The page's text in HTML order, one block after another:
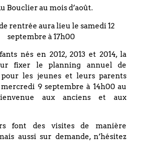
du Bouclier
Bouclier au mois d’août.
rentrée aura lieu le samedi 12
septembre à 17h00
nés en 2012, 2013 et 2014, la
fixer le planning annuel de
pour les jeunes et leurs parents
9 septembre à 14h00 au
aux anciens et aux
font des visites de manière
aussi sur demande, n’hésitez